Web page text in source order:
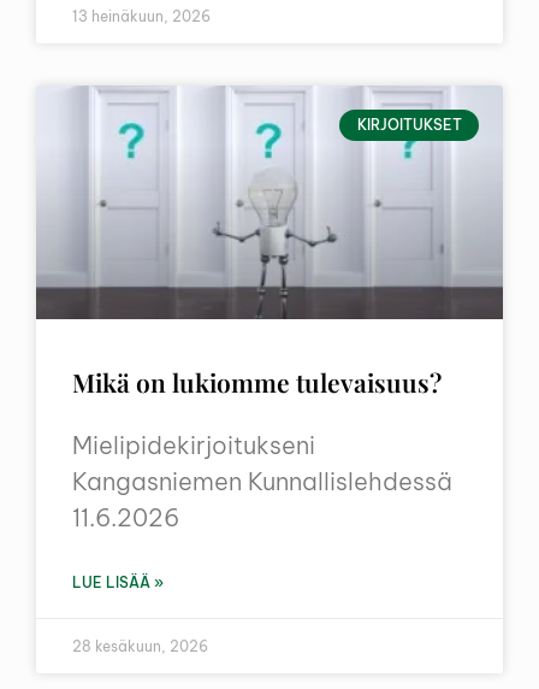
13 heinäkuun, 2026
KIRJOITUKSET
Mikä on lukiomme tulevaisuus?
Mielipidekirjoitukseni
Kangasniemen Kunnallislehdessä
11.6.2026
LUE LISÄÄ »
28 kesäkuun, 2026